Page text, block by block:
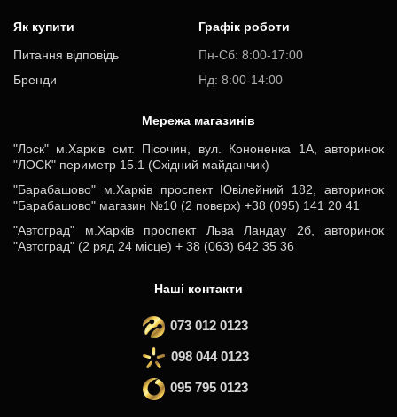
Як купити
Питання відповідь
Бренди
Графік роботи
Пн-Cб: 8:00-17:00
Нд: 8:00-14:00
Мережа магазинів
"Лоск" м.Харків смт. Пісочин, вул. Кононенка 1А, авторинок
"ЛОСК" периметр 15.1 (Східний майданчик)
"Барабашово" м.Харків проспект Ювілейний 182, авторинок
"Барабашово" магазин №10 (2 поверх) +38 (095) 141 20 41
"Автоград" м.Харків проспект Льва Ландау 2б, авторинок
"Автоград" (2 ряд 24 місце) + 38 (063) 642 35 36
Наші контакти
073 012 0123
098 044 0123
095 795 0123